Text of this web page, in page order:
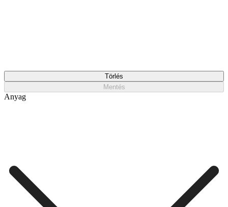
Törlés
Mentés
Anyag